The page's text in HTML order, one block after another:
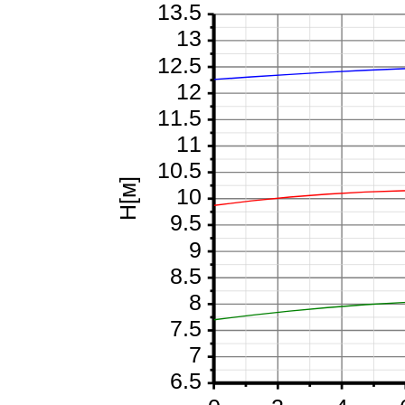
6.5
7
7.5
8
8.5
9
9.5
10
10.5
11
11.5
12
12.5
13
13.5
H[м]